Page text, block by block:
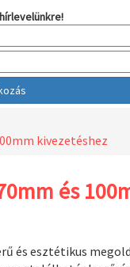
kivezetéshez
és
és esztétikus